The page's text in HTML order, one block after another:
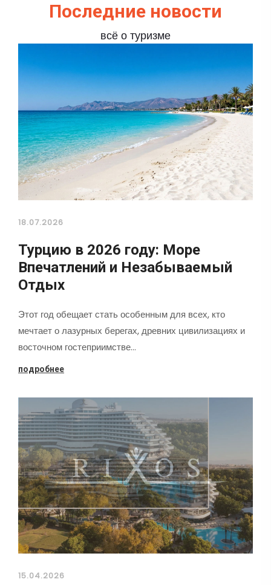
Последние новости
всё о туризме
18.07.2026
Турцию в 2026 году: Море
Впечатлений и Незабываемый
Отдых
Этот год обещает стать особенным для всех, кто
мечтает о лазурных берегах, древних цивилизациях и
восточном гостеприимстве…
подробнее
15.04.2026